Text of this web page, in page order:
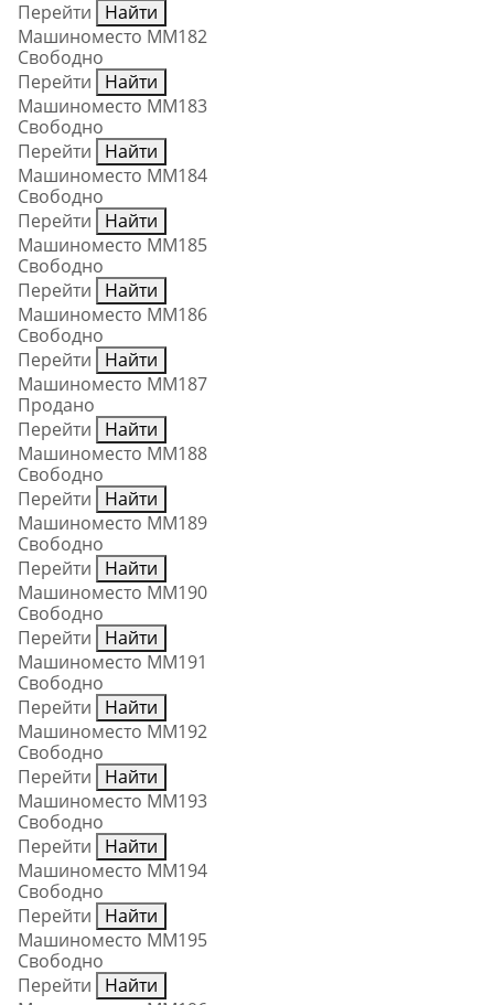
Перейти
Найти
Машиноместо ММ182
Свободно
Перейти
Найти
Машиноместо ММ183
Свободно
Перейти
Найти
Машиноместо ММ184
Свободно
Перейти
Найти
Машиноместо ММ185
Свободно
Перейти
Найти
Машиноместо ММ186
Свободно
Перейти
Найти
Машиноместо ММ187
Продано
Перейти
Найти
Машиноместо ММ188
Свободно
Перейти
Найти
Машиноместо ММ189
Свободно
Перейти
Найти
Машиноместо ММ190
Свободно
Перейти
Найти
Машиноместо ММ191
Свободно
Перейти
Найти
Машиноместо ММ192
Свободно
Перейти
Найти
Машиноместо ММ193
Свободно
Перейти
Найти
Машиноместо ММ194
Свободно
Перейти
Найти
Машиноместо ММ195
Свободно
Перейти
Найти